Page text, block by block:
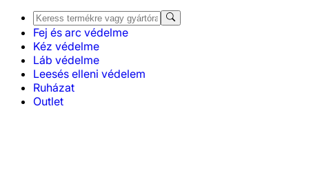
Fej és arc védelme
Kéz védelme
Láb védelme
Leesés elleni védelem
Ruházat
Outlet